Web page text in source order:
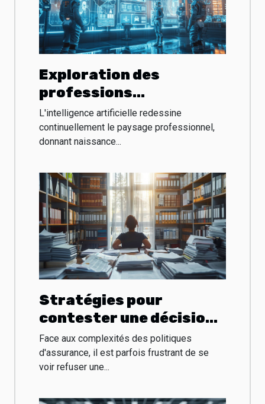
Exploration des
professions
émergentes dans le
domaine de l'IA et leur
impact économique
L'intelligence artificielle redessine
continuellement le paysage professionnel,
donnant naissance...
Stratégies pour
contester une décision
de refus
d'indemnisation
d'assurance
Face aux complexités des politiques
d'assurance, il est parfois frustrant de se
voir refuser une...